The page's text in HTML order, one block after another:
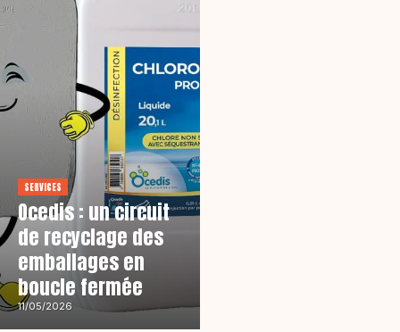
SERVICES
Ocedis : un circuit
de recyclage des
emballages en
boucle fermée
11/05/2026